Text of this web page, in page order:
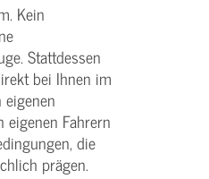
Kein
Stattdessen
bei Ihnen im
eigenen Fahrern
die
prägen.